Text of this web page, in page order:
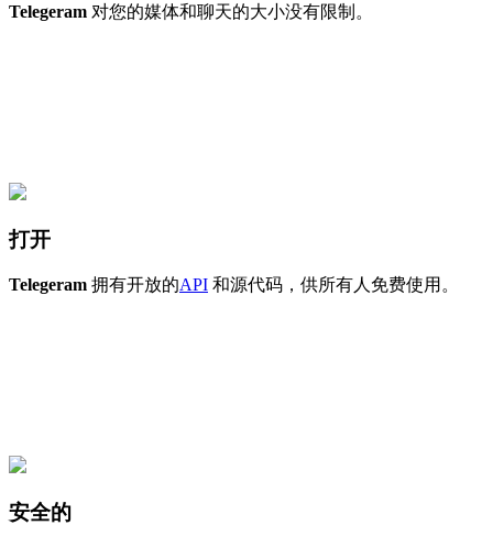
Telegeram 对您的媒体和聊天的大小没有限制。
打开
Telegeram 拥有开放的API 和源代码，供所有人免费使用。
安全的